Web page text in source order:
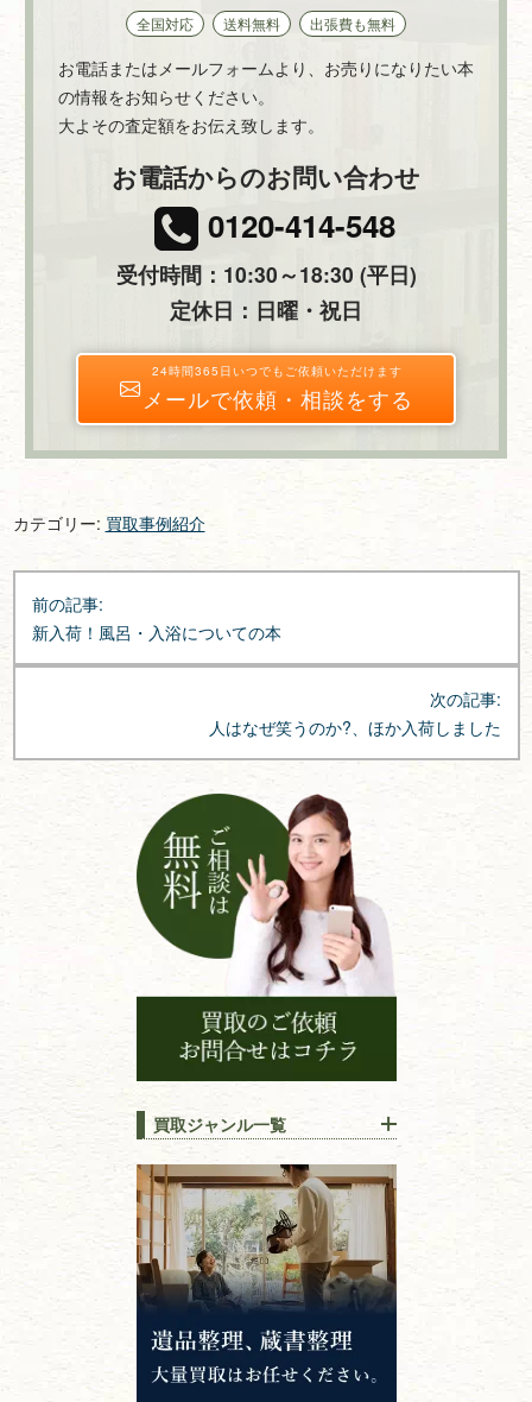
全国対応 送料無料 出張費も無料
お電話またはメールフォームより、お売りになりたい本
の情報をお知らせください。
大よその査定額をお伝え致します。
お電話からのお問い合わせ
0120-414-548
受付時間：10:30～18:30 (平日)
定休日：日曜・祝日
24時間365日いつでもご依頼いただけます
メールで依頼・相談をする
カテゴリー: 買取事例紹介
投
稿
ナ
シ
前の記事:
新入荷！風呂・入浴についての本
次の記事:
人はなぜ笑うのか?、ほか入荷しました
買取ジャンル一覧
江戸時代の書物
唐本・漢籍・
中国書物・朝鮮本
錦絵・浮世絵・版画・刷り物
専門書・ 学術書
哲学書・思想書